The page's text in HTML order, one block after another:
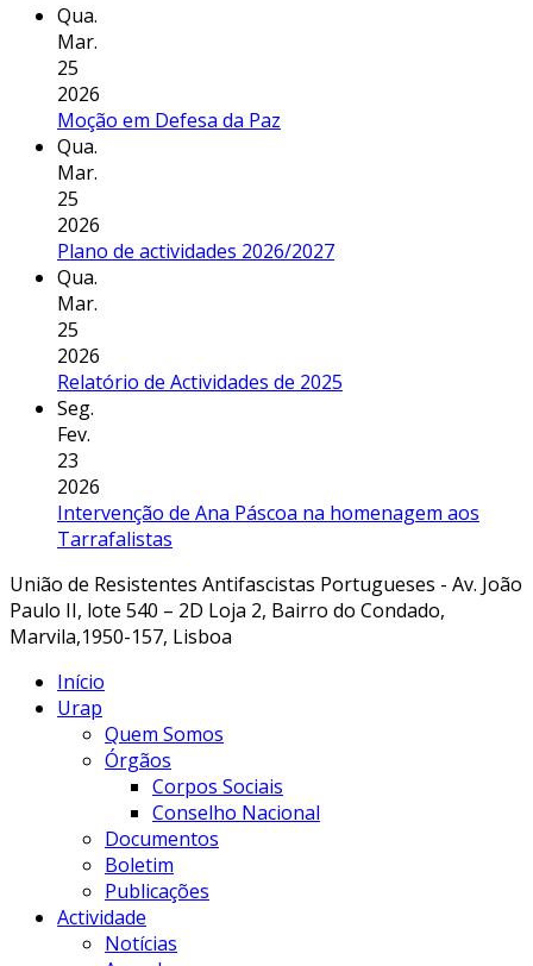
Qua.
Mar.
25
2026
Moção em Defesa da Paz
Qua.
Mar.
25
2026
Plano de actividades 2026/2027
Qua.
Mar.
25
2026
Relatório de Actividades de 2025
Seg.
Fev.
23
2026
Intervenção de Ana Páscoa na homenagem aos
Tarrafalistas
União de Resistentes Antifascistas Portugueses - Av. João
Paulo II, lote 540 – 2D Loja 2, Bairro do Condado,
Marvila,1950-157, Lisboa
Início
Urap
Quem Somos
Órgãos
Corpos Sociais
Conselho Nacional
Documentos
Boletim
Publicações
Actividade
Notícias